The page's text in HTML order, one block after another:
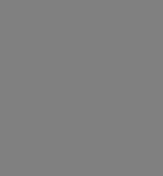
tasas de bits promedio
estimar